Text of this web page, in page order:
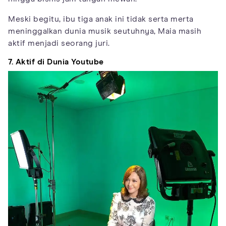
Meski begitu, ibu tiga anak ini tidak serta merta
meninggalkan dunia musik seutuhnya, Maia masih
aktif menjadi seorang juri.
7. Aktif di Dunia Youtube